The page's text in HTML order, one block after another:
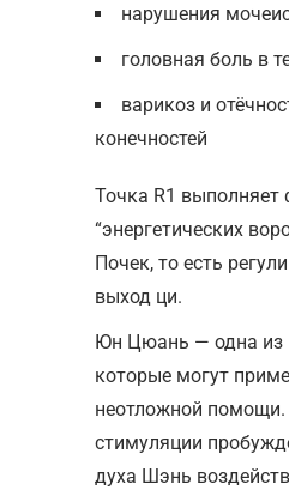
нарушения
головная боль в
варикоз и
конечностей
Точка R1
“энергетических
Почек, то есть
выход ци.
Юн Цюань — одна из
которые могут
неотложной помощи.
стимуляции
духа Шэнь